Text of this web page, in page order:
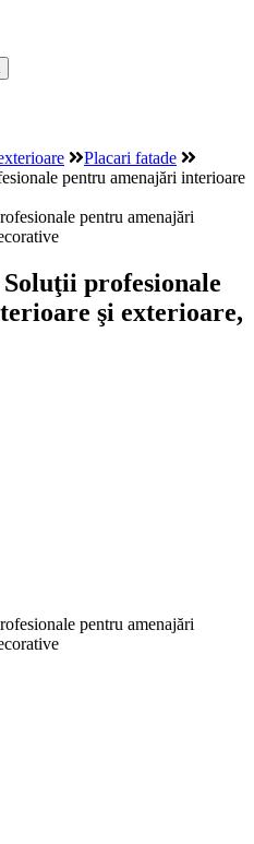
Placari fatade
pentru amenajări interioare
profesionale
şi exterioare,